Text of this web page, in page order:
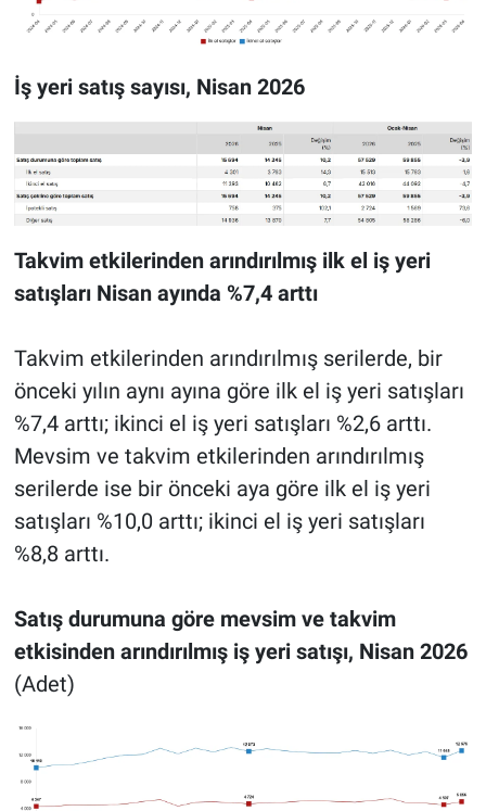
İş yeri satış sayısı, Nisan 2026
Takvim etkilerinden arındırılmış ilk el iş yeri
satışları Nisan ayında %7,4 arttı
Takvim etkilerinden arındırılmış serilerde, bir
önceki yılın aynı ayına göre ilk el iş yeri satışları
%7,4 arttı; ikinci el iş yeri satışları %2,6 arttı.
Mevsim ve takvim etkilerinden arındırılmış
serilerde ise bir önceki aya göre ilk el iş yeri
satışları %10,0 arttı; ikinci el iş yeri satışları
%8,8 arttı.
Satış durumuna göre mevsim ve takvim
etkisinden arındırılmış iş yeri satışı, Nisan 2026
(Adet)